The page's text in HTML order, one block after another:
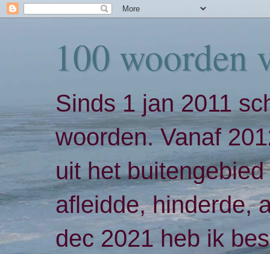
100 woorden
Sinds 1 jan 2011
woorden. Vanaf
uit het
afleidde, hinderde,
dec 2021 heb ik